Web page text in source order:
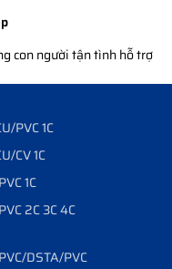
con người tận tình hỗ trợ
PVC 1C
CV 1C
1C
2C 3C 4C
DSTA/PVC